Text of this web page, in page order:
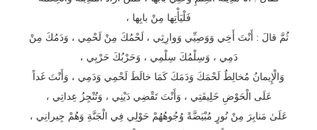
فَلْيَأْتِها مِنْ بابِها ،
ثُمَّ قالَ : أَنْتَ أَخِي وَوَصِيِّي وَوارِثِي ، لَحْمُكَ مِنْ لَحْمِي ، وَدَمُكَ مِنْ
دَمِي ، وَسِلْمُكَ سِلْمِي ، وَحَرْبُكَ حَرْبِي ،
وَالْإِيمانُ مُخالِطٌ لَحْمَكَ وَدَمَكَ كَمَا خالَطَ لَحْمِي وَدَمِي ، وَأَنْتَ غَداً
عَلَى الْحَوْضِ خَلِيفَتِي ، وَأَنْتَ تَقْضِي دَيْنِي ، وَتُنْجِزُ عِداتِي ،
عَلَىٰ مَنابِرَ مِنْ نُورٍ مُبْيَضَّةً وُجُوهُهُمْ حَوْلِي فِي الْجَنَّةِ وَهُمْ جِيرانِي ،